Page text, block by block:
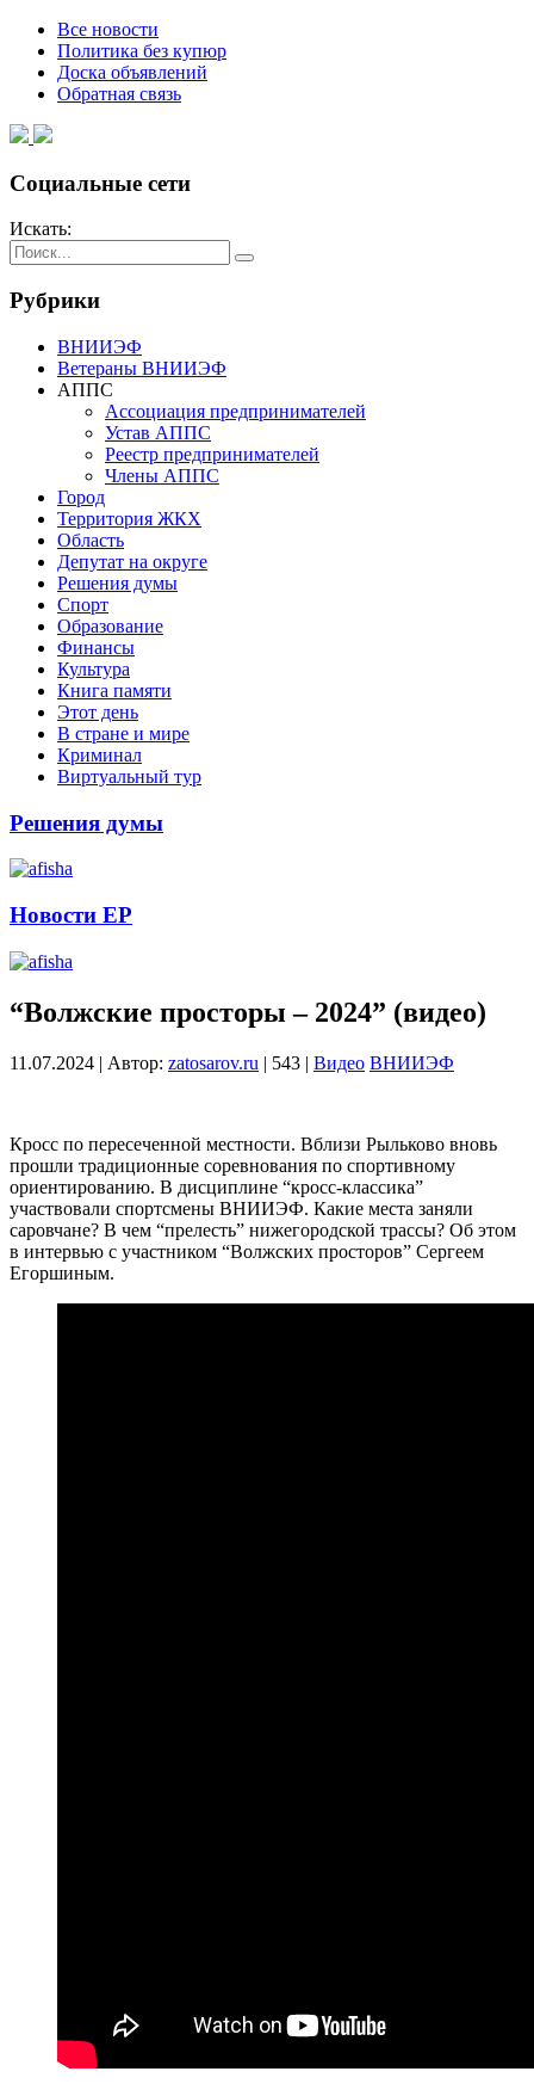
Все новости
Политика без купюр
Доска объявлений
Обратная связь
Социальные сети
Искать:
Рубрики
ВНИИЭФ
Ветераны ВНИИЭФ
АППС
Ассоциация предпринимателей
Устав АППС
Реестр предпринимателей
Члены АППС
Город
Территория ЖКХ
Область
Депутат на округе
Решения думы
Спорт
Образование
Финансы
Культура
Книга памяти
Этот день
В стране и мире
Криминал
Виртуальный тур
Решения думы
Новости ЕР
“Волжские просторы – 2024” (видео)
11.07.2024 | Автор: zatosarov.ru | 543 | Видео ВНИИЭФ
Кросс по пересеченной местности. Вблизи Рыльково вновь
прошли традиционные соревнования по спортивному
ориентированию. В дисциплине “кросс-классика”
участвовали спортсмены ВНИИЭФ. Какие места заняли
саровчане? В чем “прелесть” нижегородской трассы? Об этом
в интервью с участником “Волжских просторов” Сергеем
Егоршиным.